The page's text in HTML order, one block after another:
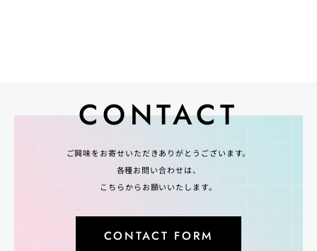
CONTACT
ご興味をお寄せいただきありがとうございます。
各種お問い合わせは、
こちらからお願いいたします。
CONTACT FORM